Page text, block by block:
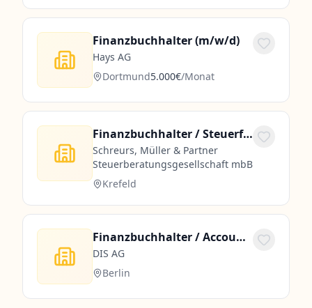
Finanzbuchhalter (m/w/d)
Hays AG
Dortmund5.000€/Monat
Finanzbuchhalter / Steuerfachangestellter (m/w/d) DATEV / moderne Kanzlei in Teilzeit oder Vollzeit – Mittelstand
Schreurs, Müller & Partner
Steuerberatungsgesellschaft mbB
Krefeld
Finanzbuchhalter / Accountant (m/w/d) mobiles Arbeiten / Home Office möglich!
DIS AG
Berlin